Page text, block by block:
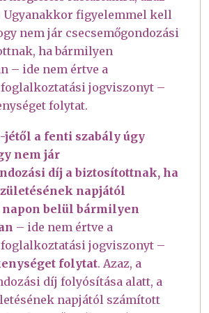
Ugyanakkor figyelemmel kell
nem jár csecsemőgondozási
ha bármilyen
– ide nem értve a
jogviszonyt –
folytat.
jétől a fenti szabály úgy
nem jár
díj a biztosítottnak, ha
napjától
napon belül bármilyen
– ide nem értve a
jogviszonyt –
folytat. Azaz, a
díj folyósítása alatt, a
napjától számított